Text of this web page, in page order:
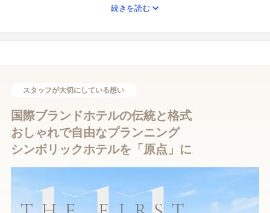
季節や時間の経過を楽しめるのも魅力です。
ご新郎ご新婦様には結婚式の前後2泊3日をプレゼント。
朝起きてから眠るまで、贅沢で夢のようなステイ＆ウエディング
を叶えて♪
続きを読む
スタッフが大切にしている想い
国際ブランドホテルの伝統と格式
おしゃれで自由なプランニング
シンボリックホテルを「原点」に